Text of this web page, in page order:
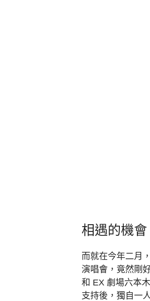
相遇的機會
而就在今年二月
演唱會，竟然剛
和 EX 劇場六本
支持後，獨自一